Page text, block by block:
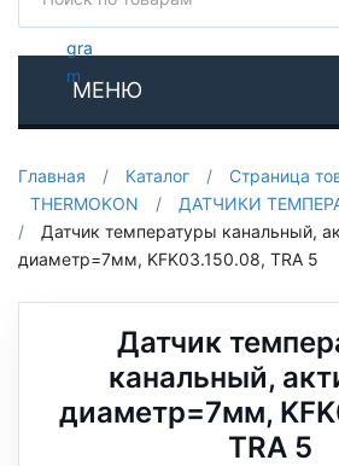
МЕНЮ
Главная / Каталог / Страница
THERMOKON
/
ДАТЧИКИ
/
Датчик температуры канальный,
диаметр=7мм, KFK03.150.08, TRA 5
Датчик
канальный,
диаметр=7мм,
TRA 5